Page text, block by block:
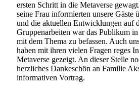
ersten Schritt in die Metaverse
seine Frau informierten unsere Gäste
und die aktuellen Entwicklungen auf
Gruppenarbeiten war das Publikum
mit dem Thema zu befassen. Auch
haben mit ihren vielen Fragen reges
Metaverse gezeigt. An dieser Stelle
herzliches Dankeschön an Familie
informativen Vortrag.